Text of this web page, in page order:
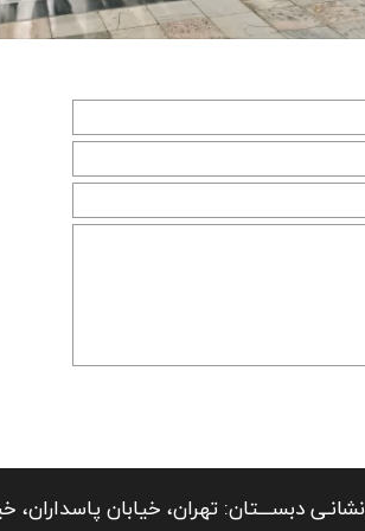
نشانـی دبســــتان: تهران، خیابان پاسداران،